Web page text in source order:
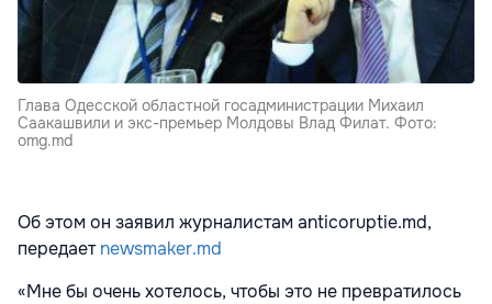
Глава Одесской областной госадминистрации Михаил
Саакашвили и экс-премьер Молдовы Влад Филат. Фото:
omg.md
Об этом он заявил журналистам anticoruptie.md,
передаетnewsmaker.md
«Мне бы очень хотелось, чтобы это не превратилось